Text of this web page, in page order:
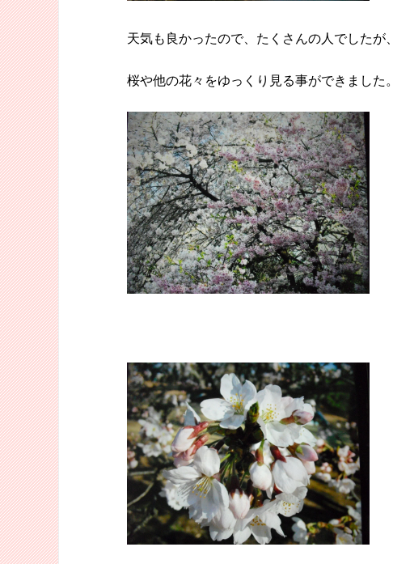
天気も良かったので、たくさんの人でしたが、
桜や他の花々をゆっくり見る事ができました。